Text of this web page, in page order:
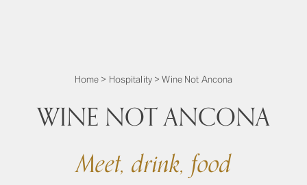
Home > Hospitality >Wine Not Ancona
WINE NOT ANCONA
Meet, drink, food